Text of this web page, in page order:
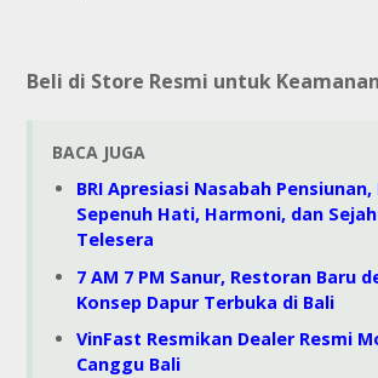
Beli di Store Resmi untuk Keamanan
BACA JUGA
BRI Apresiasi Nasabah
Sepenuh Hati, Harmoni, dan
Telesera
7 AM 7 PM Sanur, Restoran Baru
Konsep Dapur Terbuka di Bali
VinFast Resmikan Dealer Resmi
Canggu Bali